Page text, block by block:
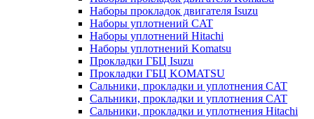
Наборы прокладок двигателя Isuzu
Наборы уплотнений CAT
Наборы уплотнений Hitachi
Наборы уплотнений Komatsu
Прокладки ГБЦ Isuzu
Прокладки ГБЦ KOMATSU
Сальники, прокладки и уплотнения CAT
Сальники, прокладки и уплотнения CAT
Сальники, прокладки и уплотнения Hitachi